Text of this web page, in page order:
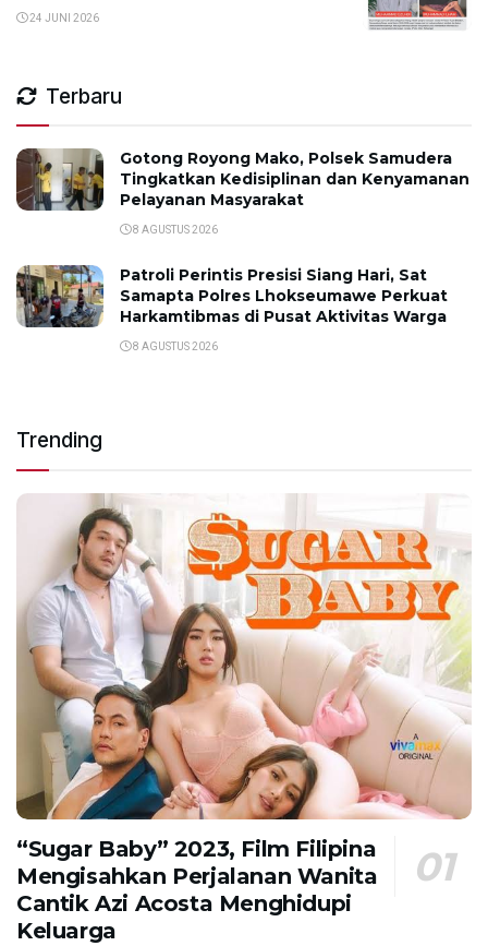
24 JUNI 2026
Terbaru
Gotong Royong Mako, Polsek Samudera
Tingkatkan Kedisiplinan dan Kenyamanan
Pelayanan Masyarakat
8 AGUSTUS 2026
Patroli Perintis Presisi Siang Hari, Sat
Samapta Polres Lhokseumawe Perkuat
Harkamtibmas di Pusat Aktivitas Warga
8 AGUSTUS 2026
Trending
“Sugar Baby” 2023, Film Filipina
Mengisahkan Perjalanan Wanita
Cantik Azi Acosta Menghidupi
Keluarga